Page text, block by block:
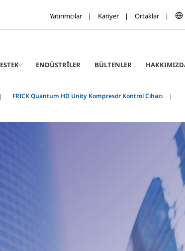
Yatırımcılar Kariyer Ortaklar
ENDÜSTRILER BÜLTENLER
FRICK Quantum HD Unity Kompresör Kontrol Cihazı